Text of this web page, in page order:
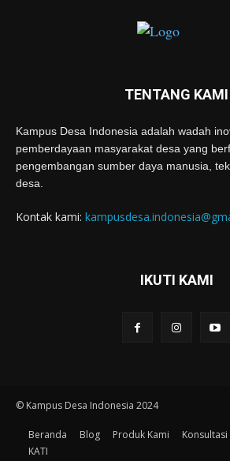
TENTANG KAMI
Kampus Desa Indonesia adalah wadah
pemberdayaan masyarakat desa yang
pengembangan sumber daya manusia,
desa.
Kontak kami:
IKUTI KAMI
© Kampus Desa Indonesia 2024
Beranda Blog Produk Kami
KATI